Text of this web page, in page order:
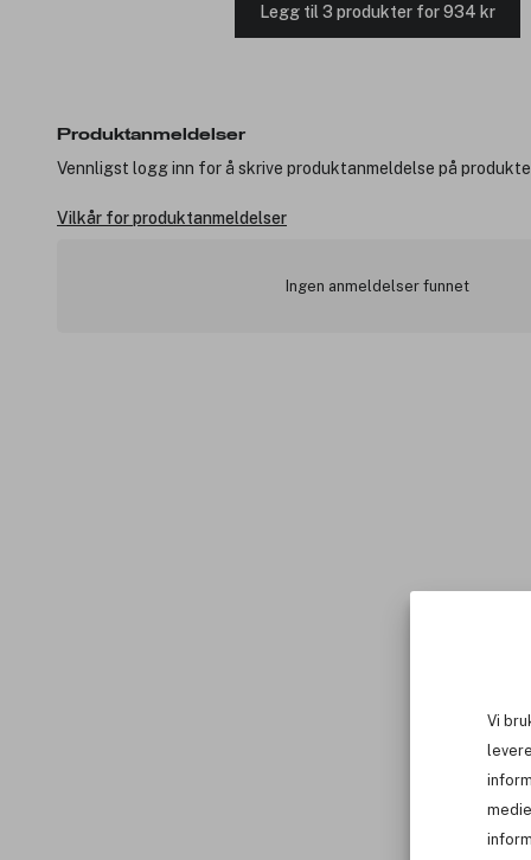
Vi
Legg til 3 produkter for 934 kr
Produktanmeldelser
Vennligst logg inn for å skrive produktanmeldelse på
Vilkår for produktanmeldelser
Ingen anmeldelser funnet